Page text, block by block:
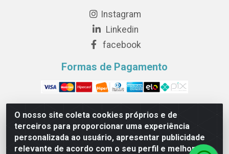
O nosso site coleta cookies próprios e de
terceiros para proporcionar uma experiência
personalizada ao usuário, apresentar publicidade
relevante de acordo com o seu perfil e melhorar a
Instagram
Linkedin
facebook
Formas de Pagamento
Novesete Distribuidora LTDA - Avenida Setecentos, S/N,
Terminal Intermodal da Serra, Serra/ES - CEP 29161-
414 - CNPJ 29.479.604/0001-44